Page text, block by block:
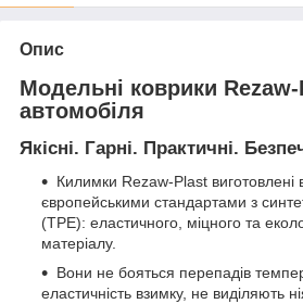
Опис
Модельні коврики
автомобіля
Якісні. Гарні. Практичні.
Килимки Rezaw-Plast виготовлені
європейськими стандартами з
(ТРЕ): еластичного, міцного та
матеріалу.
Вони не бояться перепадів
еластичність взимку, не виділяють